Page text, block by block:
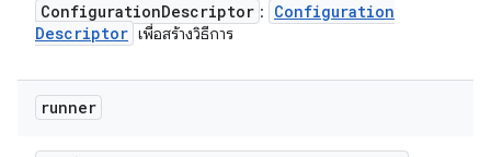
ConfigurationDescriptor :
Configuration
Descriptor เพื่อสร้างวิธีการ
runner